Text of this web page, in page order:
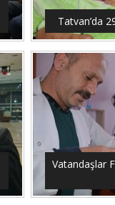
Tatvan’da
Vatandaşlar